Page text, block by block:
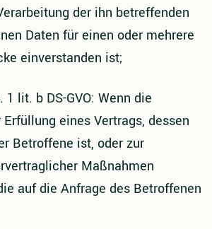
der ihn betreffenden
Daten für einen oder mehrere
einverstanden ist;
1 lit. b DS-GVO: Wenn die
eines Vertrags, dessen
Betroffene ist, oder zur
Maßnahmen
auf die Anfrage des Betroffenen